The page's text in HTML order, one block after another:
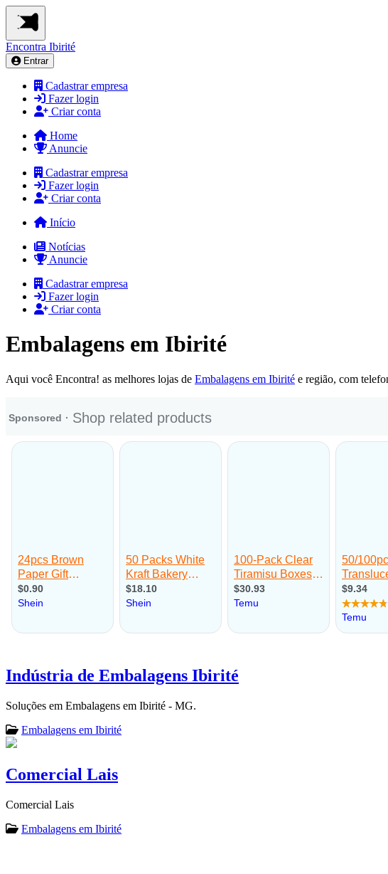
Encontra Ibirité
Entrar
Cadastrar empresa
Fazer login
Criar conta
Home
Anuncie
Cadastrar empresa
Fazer login
Criar conta
Início
Notícias
Anuncie
Cadastrar empresa
Fazer login
Criar conta
Embalagens em Ibirité
Aqui você Encontra! as melhores lojas de Embalagens em Ibirité e região, com
Indústria de Embalagens Ibirité
Soluções em Embalagens em Ibirité - MG.
Embalagens em Ibirité
Comercial Lais
Comercial Lais
Embalagens em Ibirité